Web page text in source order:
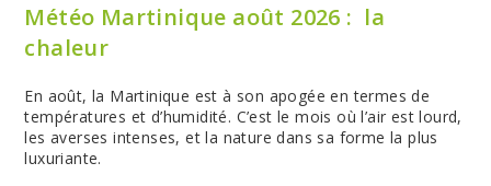
Météo Martinique août 2026 : la
chaleur
En août, la Martinique est à son apogée en termes de
températures et d’humidité. C’est le mois où l’air est lourd,
les averses intenses, et la nature dans sa forme la plus
luxuriante.